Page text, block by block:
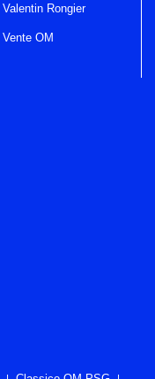
Valentin Rongier
Vente OM